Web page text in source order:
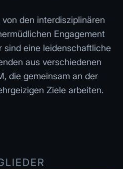
den interdisziplinären
Engagement
sind eine leidenschaftliche
aus verschiedenen
die gemeinsam an der
Ziele arbeiten.